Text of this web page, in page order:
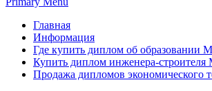
Главная
Информация
Где купить диплом об образовании
Купить диплом инженера-строителя
Продажа дипломов экономического